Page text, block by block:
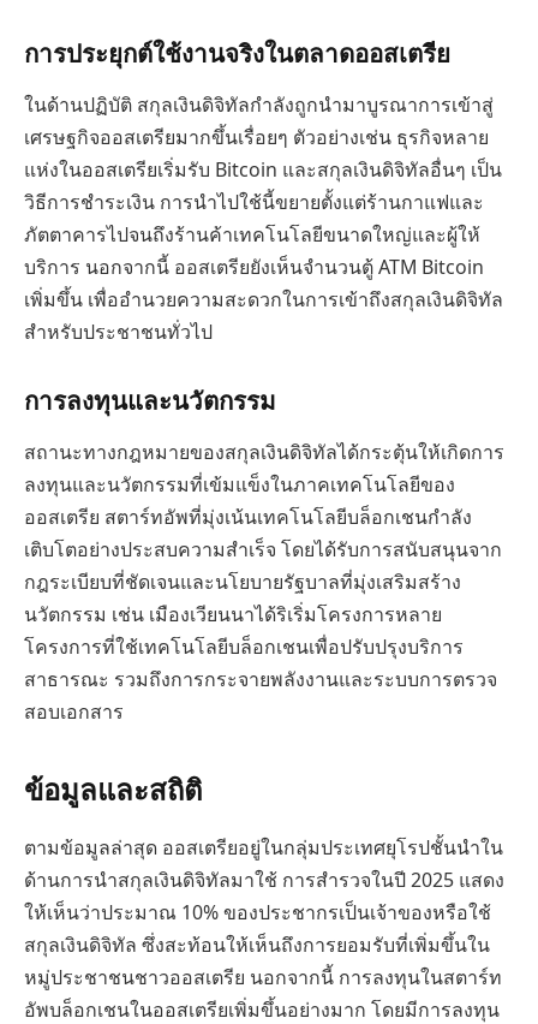
การประยุกต์ใช้งานจริงในตลาดออสเตรีย
ในด้านปฏิบัติ สกุลเงินดิจิทัลกำลังถูกนำมาบูรณาการเข้าสู่
เศรษฐกิจออสเตรียมากขึ้นเรื่อยๆ ตัวอย่างเช่น ธุรกิจหลาย
แห่งในออสเตรียเริ่มรับ Bitcoin และสกุลเงินดิจิทัลอื่นๆ เป็น
วิธีการชำระเงิน การนำไปใช้นี้ขยายตั้งแต่ร้านกาแฟและ
ภัตตาคารไปจนถึงร้านค้าเทคโนโลยีขนาดใหญ่และผู้ให้
บริการ นอกจากนี้ ออสเตรียยังเห็นจำนวนตู้ ATM Bitcoin
เพิ่มขึ้น เพื่ออำนวยความสะดวกในการเข้าถึงสกุลเงินดิจิทัล
สำหรับประชาชนทั่วไป
การลงทุนและนวัตกรรม
สถานะทางกฎหมายของสกุลเงินดิจิทัลได้กระตุ้นให้เกิดการ
ลงทุนและนวัตกรรมที่เข้มแข็งในภาคเทคโนโลยีของ
ออสเตรีย สตาร์ทอัพที่มุ่งเน้นเทคโนโลยีบล็อกเชนกำลัง
เติบโตอย่างประสบความสำเร็จ โดยได้รับการสนับสนุนจาก
กฎระเบียบที่ชัดเจนและนโยบายรัฐบาลที่มุ่งเสริมสร้าง
นวัตกรรม เช่น เมืองเวียนนาได้ริเริ่มโครงการหลาย
โครงการที่ใช้เทคโนโลยีบล็อกเชนเพื่อปรับปรุงบริการ
สาธารณะ รวมถึงการกระจายพลังงานและระบบการตรวจ
สอบเอกสาร
ข้อมูลและสถิติ
ตามข้อมูลล่าสุด ออสเตรียอยู่ในกลุ่มประเทศยุโรปชั้นนำใน
ด้านการนำสกุลเงินดิจิทัลมาใช้ การสำรวจในปี 2025 แสดง
ให้เห็นว่าประมาณ 10% ของประชากรเป็นเจ้าของหรือใช้
สกุลเงินดิจิทัล ซึ่งสะท้อนให้เห็นถึงการยอมรับที่เพิ่มขึ้นใน
หมู่ประชาชนชาวออสเตรีย นอกจากนี้ การลงทุนในสตาร์ท
อัพบล็อกเชนในออสเตรียเพิ่มขึ้นอย่างมาก โดยมีการลงทุน